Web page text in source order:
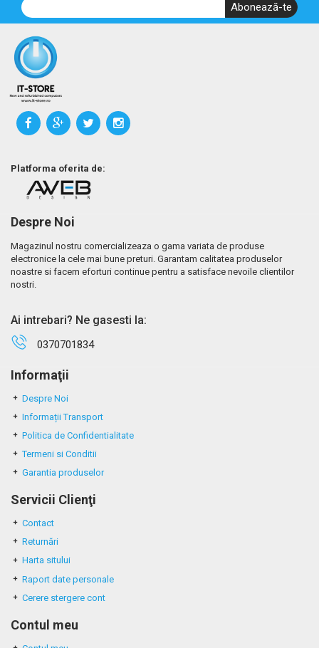
Abonează-te
Platforma oferita de:
Despre Noi
Magazinul nostru comercializeaza o gama variata de produse
electronice la cele mai bune preturi. Garantam calitatea produselor
noastre si facem eforturi continue pentru a satisface nevoile clientilor
nostri.
Ai intrebari? Ne gasesti la:
0370701834
Informaţii
Despre Noi
Informații Transport
Politica de Confidentialitate
Termeni si Conditii
Garantia produselor
Servicii Clienţi
Contact
Returnări
Harta sitului
Raport date personale
Cerere stergere cont
Contul meu